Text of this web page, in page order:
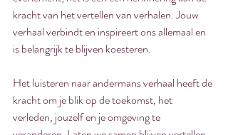
kracht van het vertellen van verhalen. Jouw
verhaal verbindt en inspireert ons allemaal en
is belangrijk te blijven koesteren.
Het luisteren naar andermans verhaal heeft de
kracht om je blik op de toekomst, het
verleden, jouzelf en je omgeving te